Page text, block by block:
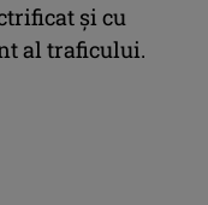
şi cu
al traficului.